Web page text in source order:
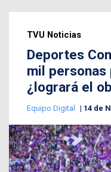
TVU Noticias
Deportes
mil personas
¿logrará el
Equipo Digital 14 de